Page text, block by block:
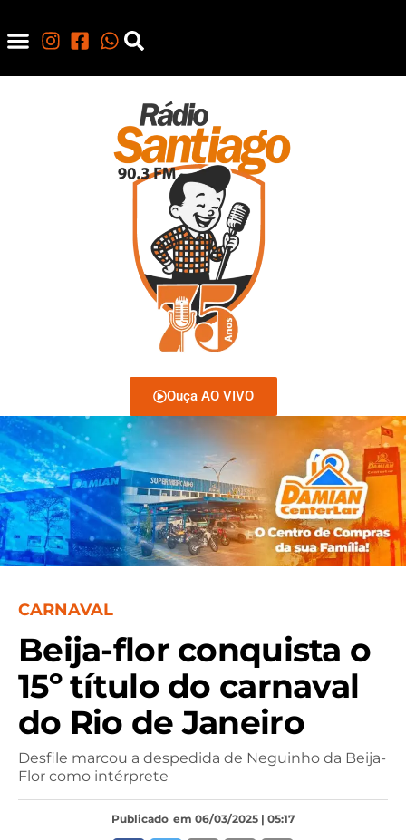
Ouça AO VIVO
CARNAVAL
Beija-flor conquista o
15º título do carnaval
do Rio de Janeiro
Desfile marcou a despedida de Neguinho da Beija-
Flor como intérprete
Publicado em 06/03/2025 | 05:17